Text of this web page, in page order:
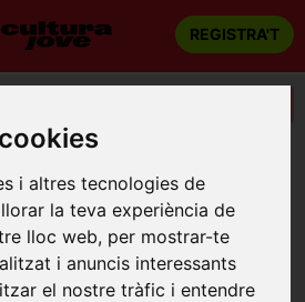
i altres tecnologies de
la teva experiència de
lloc web, per mostrar-te
i anuncis interessants
el nostre tràfic i entendre
REGISTRA'T
Tarragona